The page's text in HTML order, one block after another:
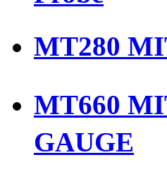
MT280
MT660
GAUGE